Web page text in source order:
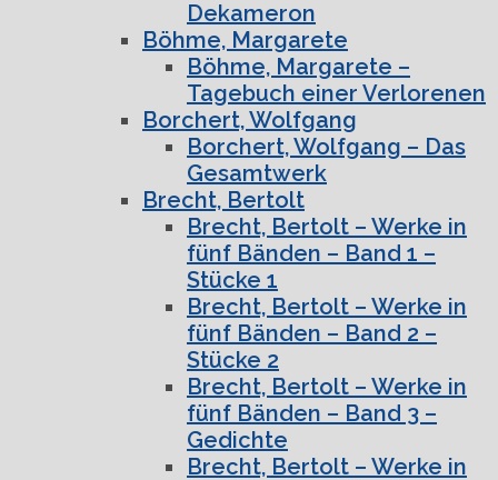
Dekameron
Böhme, Margarete
Böhme, Margarete –
Tagebuch einer Verlorenen
Borchert, Wolfgang
Borchert, Wolfgang – Das
Gesamtwerk
Brecht, Bertolt
Brecht, Bertolt – Werke in
fünf Bänden – Band 1 –
Stücke 1
Brecht, Bertolt – Werke in
fünf Bänden – Band 2 –
Stücke 2
Brecht, Bertolt – Werke in
fünf Bänden – Band 3 –
Gedichte
Brecht, Bertolt – Werke in